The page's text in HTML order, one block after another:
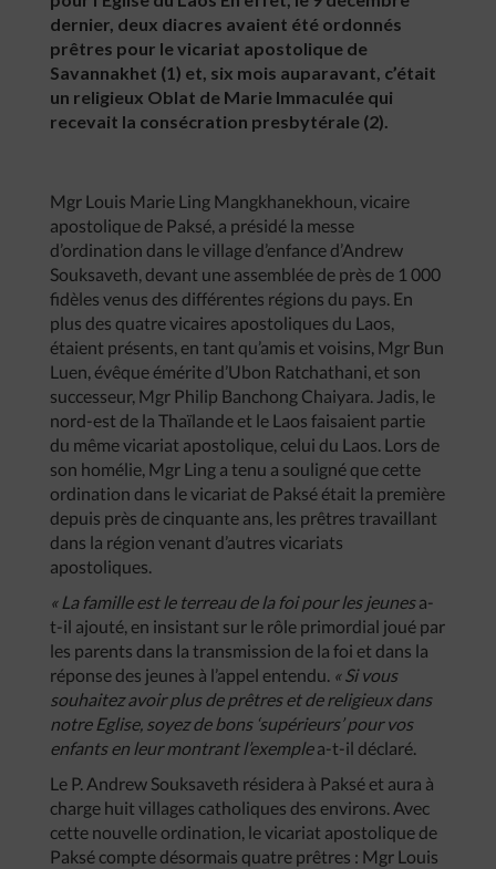
dernier, deux diacres avaient été ordonnés
prêtres pour le vicariat apostolique de
Savannakhet (1) et, six mois auparavant, c’était
un religieux Oblat de Marie Immaculée qui
recevait la consécration presbytérale (2).
Mgr Louis Marie Ling Mangkhanekhoun, vicaire
apostolique de Paksé, a présidé la messe
d’ordination dans le village d’enfance d’Andrew
Souksaveth, devant une assemblée de près de 1 000
fidèles venus des différentes régions du pays. En
plus des quatre vicaires apostoliques du Laos,
étaient présents, en tant qu’amis et voisins, Mgr Bun
Luen, évêque émérite d’Ubon Ratchathani, et son
successeur, Mgr Philip Banchong Chaiyara. Jadis, le
nord-est de la Thaïlande et le Laos faisaient partie
du même vicariat apostolique, celui du Laos. Lors de
son homélie, Mgr Ling a tenu a souligné que cette
ordination dans le vicariat de Paksé était la première
depuis près de cinquante ans, les prêtres travaillant
dans la région venant d’autres vicariats
apostoliques.
« La famille est le terreau de la foi pour les jeunesa-
t-il ajouté, en insistant sur le rôle primordial joué par
les parents dans la transmission de la foi et dans la
réponse des jeunes à l’appel entendu. « Si vous
souhaitez avoir plus de prêtres et de religieux dans
notre Eglise, soyez de bons ‘supérieurs’ pour vos
enfants en leur montrant l’exemplea-t-il déclaré.
Le P. Andrew Souksaveth résidera à Paksé et aura à
charge huit villages catholiques des environs. Avec
cette nouvelle ordination, le vicariat apostolique de
Paksé compte désormais quatre prêtres : Mgr Louis